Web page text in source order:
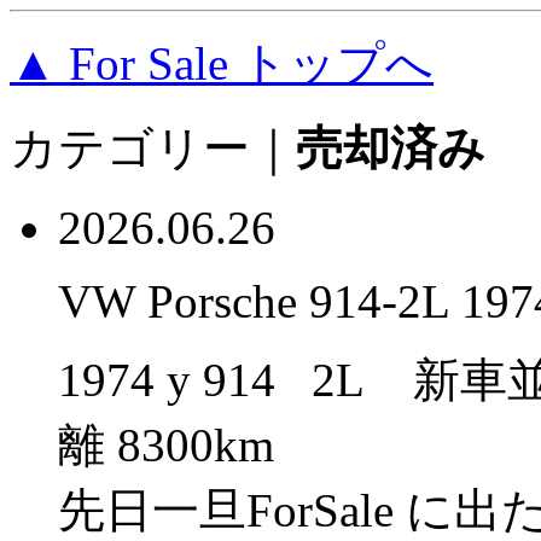
▲ For Sale トップへ
カテゴリー｜ 売却済み
2026.06.26
VW Porsche 914-2L
1974 y 914 2L 新
離 8300km
先日一旦ForSale に出